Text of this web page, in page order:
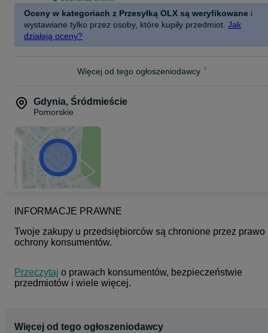
Waga - 9.80 gram
Rozmiar 15
Oceny w kategoriach z Przesyłką OLX są weryfikowane i
wystawiane tylko przez osoby, które kupiły przedmiot. Jak
działają oceny?
Więcej od tego ogłoszeniodawcy
Gdynia, Śródmieście
Pomorskie
INFORMACJE PRAWNE
Twoje zakupy u przedsiębiorców są chronione przez prawo
ochrony konsumentów.
Przeczytaj o prawach konsumentów, bezpieczeństwie
przedmiotów i wiele więcej.
Więcej od tego ogłoszeniodawcy